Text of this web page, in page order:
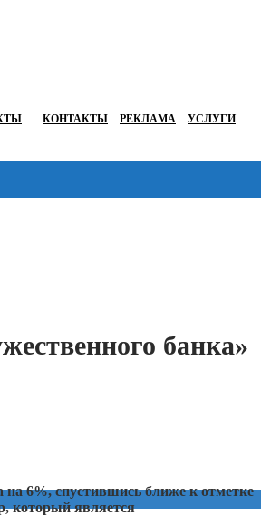
КОНТАКТЫ РЕКЛАМА УСЛУГИ
банка»
6%, спустившись ближе к отметке
который является